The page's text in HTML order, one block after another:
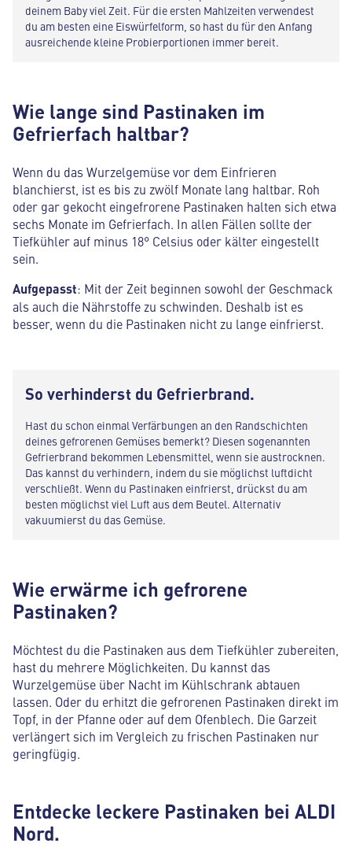
deinem Baby viel Zeit. Für die ersten Mahlzeiten verwendest
du am besten eine Eiswürfelform, so hast du für den Anfang
ausreichende kleine Probierportionen immer bereit.
Wie lange sind Pastinaken im
Gefrierfach haltbar?
Wenn du das Wurzelgemüse vor dem Einfrieren
blanchierst, ist es bis zu zwölf Monate lang haltbar. Roh
oder gar gekocht eingefrorene Pastinaken halten sich etwa
sechs Monate im Gefrierfach. In allen Fällen sollte der
Tiefkühler auf minus 18° Celsius oder kälter eingestellt
sein.
Aufgepasst: Mit der Zeit beginnen sowohl der Geschmack
als auch die Nährstoffe zu schwinden. Deshalb ist es
besser, wenn du die Pastinaken nicht zu lange einfrierst.
So verhinderst du Gefrierbrand.
Hast du schon einmal Verfärbungen an den Randschichten
deines gefrorenen Gemüses bemerkt? Diesen sogenannten
Gefrierbrand bekommen Lebensmittel, wenn sie austrocknen.
Das kannst du verhindern, indem du sie möglichst luftdicht
verschließt. Wenn du Pastinaken einfrierst, drückst du am
besten möglichst viel Luft aus dem Beutel. Alternativ
vakuumierst du das Gemüse.
Wie erwärme ich gefrorene
Pastinaken?
Möchtest du die Pastinaken aus dem Tiefkühler zubereiten,
hast du mehrere Möglichkeiten. Du kannst das
Wurzelgemüse über Nacht im Kühlschrank abtauen
lassen. Oder du erhitzt die gefrorenen Pastinaken direkt im
Topf, in der Pfanne oder auf dem Ofenblech. Die Garzeit
verlängert sich im Vergleich zu frischen Pastinaken nur
geringfügig.
Entdecke leckere Pastinaken bei ALDI
Nord.